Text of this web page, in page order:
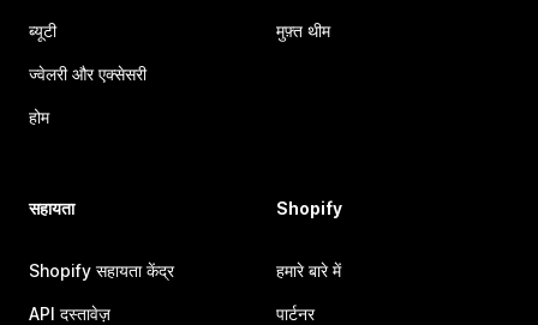
ब्यूटी
ज्वेलरी और एक्सेसरी
होम
मुफ़्त थीम
सहायता
Shopify सहायता केंद्र
API दस्तावेज़
Shopify
हमारे बारे में
पार्टनर